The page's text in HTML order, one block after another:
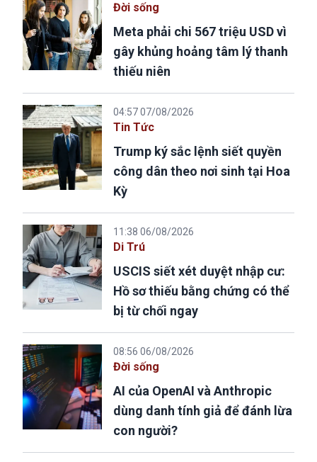
Đời sống
Meta phải chi 567 triệu USD vì
gây khủng hoảng tâm lý thanh
thiếu niên
04:57 07/08/2026
Tin Tức
Trump ký sắc lệnh siết quyền
công dân theo nơi sinh tại Hoa
Kỳ
11:38 06/08/2026
Di Trú
USCIS siết xét duyệt nhập cư:
Hồ sơ thiếu bằng chứng có thể
bị từ chối ngay
08:56 06/08/2026
Đời sống
AI của OpenAI và Anthropic
dùng danh tính giả để đánh lừa
con người?